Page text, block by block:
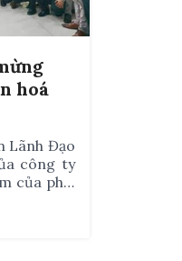
hoá
Lãnh Đạo
công ty
của phái